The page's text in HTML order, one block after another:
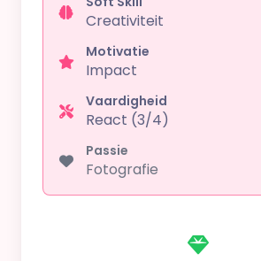
Creativiteit
Motivatie
Impact
Vaardigheid
React (3/4)
Passie
Fotografie